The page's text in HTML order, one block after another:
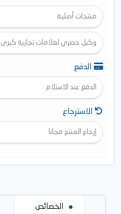
منتجات أصلية
وكيل حصري لعلامات تجارية كبرى
الدفع
الدفع عند الاستلام
الاسترجاع
إرجاع المنتج مجانا
الخصائص